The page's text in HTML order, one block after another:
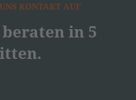
KONTAKT AUF
in 5